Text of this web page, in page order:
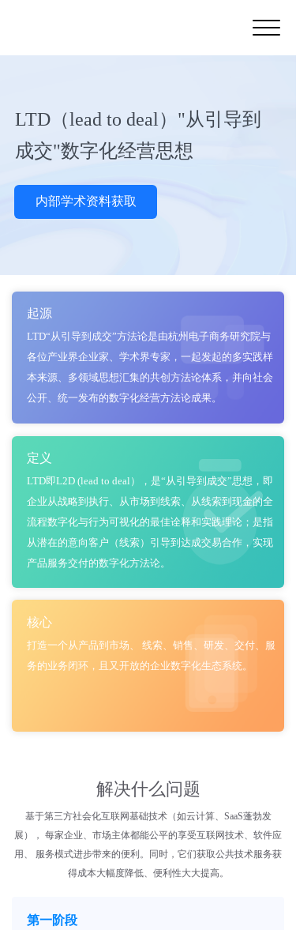
LTD（lead to deal）"从引导到
成交"数字化经营思想
内部学术资料获取
起源
LTD“从引导到成交”方法论是由杭州电子商务研究院与
各位产业界企业家、学术界专家，一起发起的多实践样
本来源、多领域思想汇集的共创方法论体系，并向社会
公开、统一发布的数字化经营方法论成果。
定义
LTD即L2D (lead to deal），是“从引导到成交”思想，即
企业从战略到执行、从市场到线索、从线索到现金的全
流程数字化与行为可视化的最佳诠释和实践理论；是指
从潜在的意向客户（线索）引导到达成交易合作，实现
产品服务交付的数字化方法论。
核心
打造一个从产品到市场、 线索、销售、研发、交付、服
务的业务闭环，且又开放的企业数字化生态系统。
解决什么问题
基于第三方社会化互联网基础技术（如云计算、SaaS蓬勃发
展）， 每家企业、市场主体都能公平的享受互联网技术、软件应
用、 服务模式进步带来的便利。同时，它们获取公共技术服务获
得成本大幅度降低、便利性大大提高。
第一阶段